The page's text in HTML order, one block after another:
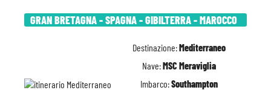
GRAN BRETAGNA - SPAGNA - GIBILTERRA - MAROCCO
Destinazione:Mediterraneo
Nave:MSC Meraviglia
Imbarco:Southampton